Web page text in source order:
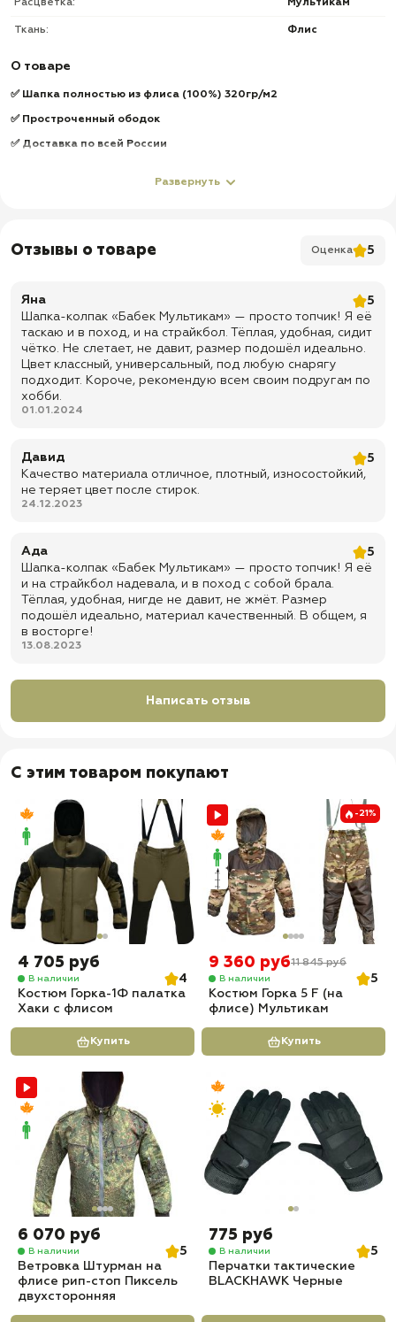
Расцветка: Мультикам
Ткань: Флис
О товаре
✅ Шапка полностью из флиса (100%) 320гр/м2
✅ Простроченный ободок
✅ Доставка по всей России
Развернуть
Отзывы о товаре Оценка 5
Яна
5
Шапка-колпак «Бабек Мультикам» — просто топчик! Я её
таскаю и в поход, и на страйкбол. Тёплая, удобная, сидит
чётко. Не слетает, не давит, размер подошёл идеально.
Цвет классный, универсальный, под любую снарягу
подходит. Короче, рекомендую всем своим подругам по
хобби.
01.01.2024
Давид
5
Качество материала отличное, плотный, износостойкий,
не теряет цвет после стирок.
24.12.2023
Ада
5
Шапка-колпак «Бабек Мультикам» — просто топчик! Я её
и на страйкбол надевала, и в поход с собой брала.
Тёплая, удобная, нигде не давит, не жмёт. Размер
подошёл идеально, материал качественный. В общем, я
в восторге!
13.08.2023
Написать отзыв
С этим товаром покупают
4 705 руб
В наличии
4
Костюм Горка-1Ф палатка
Хаки с флисом
Купить
-21%
9 360 руб11 845 руб
В наличии
5
Костюм Горка 5 F (на
флисе) Мультикам
Купить
6 070 руб
В наличии
5
Ветровка Штурман на
флисе рип-стоп Пиксель
двухсторонняя
775 руб
В наличии
5
Перчатки тактические
BLACKHAWK Черные